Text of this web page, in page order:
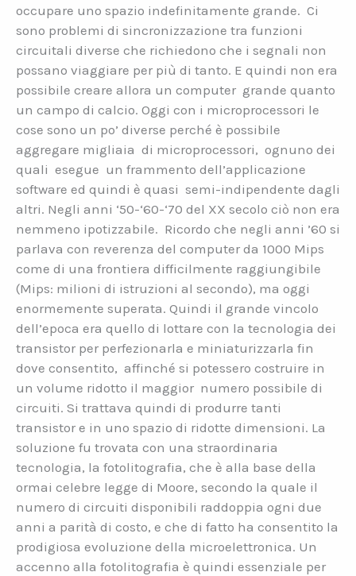
occupare uno spazio indefinitamente grande. Ci
sono problemi di sincronizzazione tra funzioni
circuitali diverse che richiedono che i segnali non
possano viaggiare per più di tanto. E quindi non era
possibile creare allora un computer grande quanto
un campo di calcio. Oggi con i microprocessori le
cose sono un po’ diverse perché è possibile
aggregare migliaia di microprocessori, ognuno dei
quali esegue un frammento dell’applicazione
software ed quindi è quasi semi-indipendente dagli
altri. Negli anni ‘50-‘60-‘70 del XX secolo ciò non era
nemmeno ipotizzabile. Ricordo che negli anni ’60 si
parlava con reverenza del computer da 1000 Mips
come di una frontiera difficilmente raggiungibile
(Mips: milioni di istruzioni al secondo), ma oggi
enormemente superata. Quindi il grande vincolo
dell’epoca era quello di lottare con la tecnologia dei
transistor per perfezionarla e miniaturizzarla fin
dove consentito, affinché si potessero costruire in
un volume ridotto il maggior numero possibile di
circuiti. Si trattava quindi di produrre tanti
transistor e in uno spazio di ridotte dimensioni. La
soluzione fu trovata con una straordinaria
tecnologia, la fotolitografia, che è alla base della
ormai celebre legge di Moore, secondo la quale il
numero di circuiti disponibili raddoppia ogni due
anni a parità di costo, e che di fatto ha consentito la
prodigiosa evoluzione della microelettronica. Un
accenno alla fotolitografia è quindi essenziale per